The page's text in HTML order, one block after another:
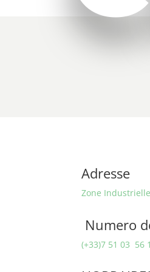
Adresse
Zone
Numero
(+33)7 51 03 56